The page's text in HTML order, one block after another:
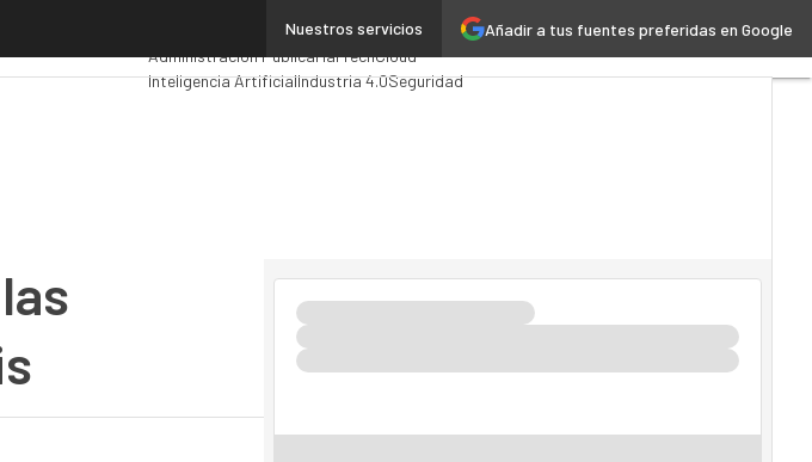
Añadir a tus fuentes preferidas en Google
Nuestros servicios
Premios ComputingAnalytics
Administración PúblicaMarTechCloud
Inteligencia ArtificialIndustria 4.0Seguridad